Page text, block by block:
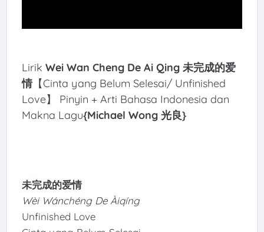
Lirik Wei Wan Cheng De Ai Qing 未完成的爱
情【Cinta yang Belum Selesai/ Unfinished
Love】 Pinyin + Arti Bahasa Indonesia dan
Makna Lagu{Michael Wong 光良}
未完成的爱情
Wèi Wánchéng De Àiqíng
Unfinished Love